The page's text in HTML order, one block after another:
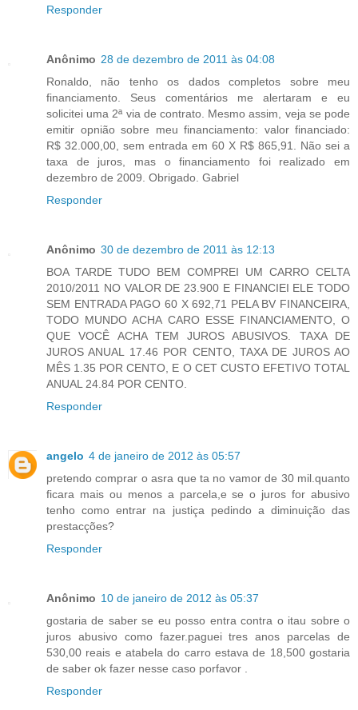
Responder
Anônimo 28 de dezembro de 2011 às 04:08
Ronaldo, não tenho os dados completos sobre meu
financiamento. Seus comentários me alertaram e eu
solicitei uma 2ª via de contrato. Mesmo assim, veja se pode
emitir opnião sobre meu financiamento: valor financiado:
R$ 32.000,00, sem entrada em 60 X R$ 865,91. Não sei a
taxa de juros, mas o financiamento foi realizado em
dezembro de 2009. Obrigado. Gabriel
Responder
Anônimo 30 de dezembro de 2011 às 12:13
BOA TARDE TUDO BEM COMPREI UM CARRO CELTA
2010/2011 NO VALOR DE 23.900 E FINANCIEI ELE TODO
SEM ENTRADA PAGO 60 X 692,71 PELA BV FINANCEIRA,
TODO MUNDO ACHA CARO ESSE FINANCIAMENTO, O
QUE VOCÊ ACHA TEM JUROS ABUSIVOS. TAXA DE
JUROS ANUAL 17.46 POR CENTO, TAXA DE JUROS AO
MÊS 1.35 POR CENTO, E O CET CUSTO EFETIVO TOTAL
ANUAL 24.84 POR CENTO.
Responder
angelo 4 de janeiro de 2012 às 05:57
pretendo comprar o asra que ta no vamor de 30 mil.quanto
ficara mais ou menos a parcela,e se o juros for abusivo
tenho como entrar na justiça pedindo a diminuição das
prestacções?
Responder
Anônimo 10 de janeiro de 2012 às 05:37
gostaria de saber se eu posso entra contra o itau sobre o
juros abusivo como fazer.paguei tres anos parcelas de
530,00 reais e atabela do carro estava de 18,500 gostaria
de saber ok fazer nesse caso porfavor .
Responder